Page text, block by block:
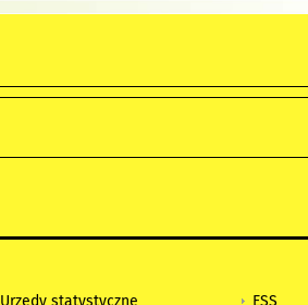
Urzędy statystyczne ESS